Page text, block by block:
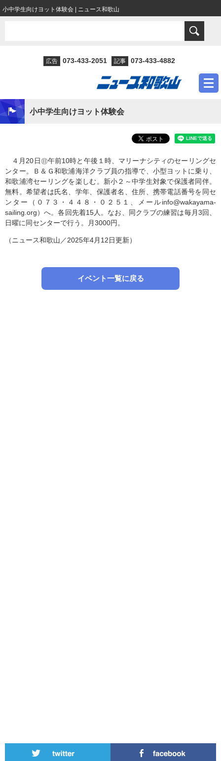
小中学生向けヨット体験会 | ニュース和歌山
広告 073-433-2051 記事 073-433-4882
小中学生向けヨット体験会
４月20日㊐午前10時と午後１時、マリーナシティのセーリングセ
ンター。Ｂ＆Ｇ和歌浦海洋クラブ員の指導で、小型ヨットに乗り、
和歌浦湾セーリングを楽しむ。新小２～中学生対象で保護者同伴。
無料。希望者は氏名、学年、保護者名、住所、携帯電話番号を同セ
ンター（０７３・４４８・０２５１、メールinfo@wakayama-
sailing.org）へ。各回先着15人。なお、同クラブの練習は毎月3回、
日曜に同センターで行う。月3000円。
（ニュース和歌山／2025年4月12日更新）
イベント一覧に戻る